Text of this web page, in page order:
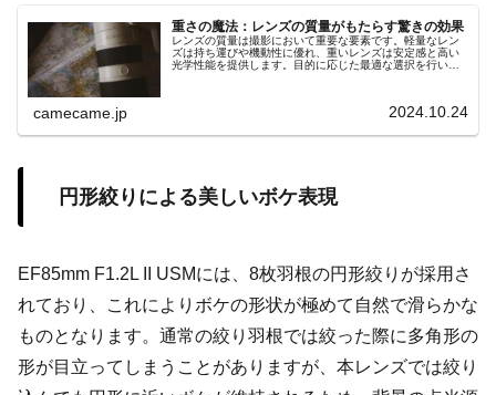
重さの魔法：レンズの質量がもたらす驚きの効果
レンズの質量は撮影において重要な要素です。軽量なレン
ズは持ち運びや機動性に優れ、重いレンズは安定感と高い
光学性能を提供します。目的に応じた最適な選択を行い、
camecame.jp 2024.10.24
円形絞りによる美しいボケ表現
EF85mm F1.2L II USMには、8枚羽根の円形絞りが採用さ
れており、これによりボケの形状が極めて自然で滑らかな
ものとなります。通常の絞り羽根では絞った際に多角形の
形が目立ってしまうことがありますが、本レンズでは絞り